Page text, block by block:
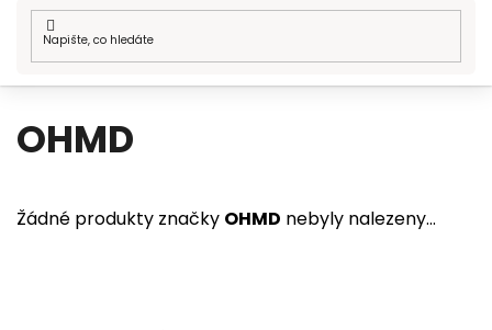
Domů
Prodávané značky
OHMD
Žádné produkty značky OHMD nebyly nalezeny...